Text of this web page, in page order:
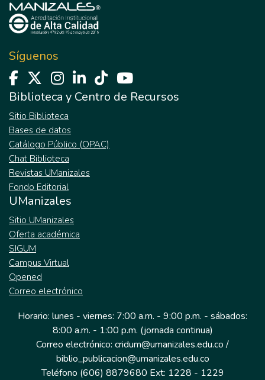
Síguenos
Biblioteca y Centro de Recursos
Sitio Biblioteca
Bases de datos
Catálogo Público (OPAC)
Chat Biblioteca
Revistas UManizales
Fondo Editorial
UManizales
Sitio UManizales
Oferta académica
SIGUM
Campus Virtual
Opened
Correo electrónico
Horario: lunes - viernes: 7:00 a.m. - 9:00 p.m. - sábados:
8:00 a.m. - 1:00 p.m. (jornada continua)
Correo electrónico: cridum@umanizales.edu.co /
biblio_publicacion@umanizales.edu.co
Teléfono (606) 8879680 Ext: 1228 - 1229